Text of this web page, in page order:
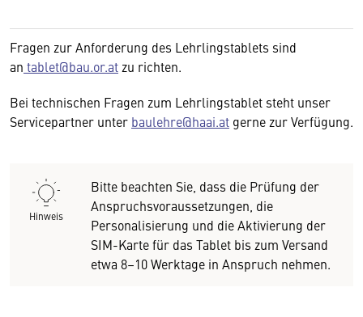
Fragen zur Anforderung des Lehrlingstablets sind
an tablet@bau.or.at zu richten.
Bei technischen Fragen zum Lehrlingstablet steht unser
Servicepartner unter baulehre@haai.at gerne zur Verfügung.
Hinweis
Bitte beachten Sie, dass die Prüfung der
Anspruchsvoraussetzungen, die
Personalisierung und die Aktivierung der
SIM-Karte für das Tablet bis zum Versand
etwa 8–10 Werktage in Anspruch nehmen.